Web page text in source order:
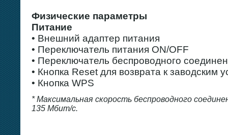
Физические параметры
Питание
• Внешний адаптер питания
• Переключатель питания ON/OFF
• Переключатель беспроводного
• Кнопка Reset для возврата к заводским
• Кнопка WPS
* Максимальная скорость беспроводного
135 Мбит/c.